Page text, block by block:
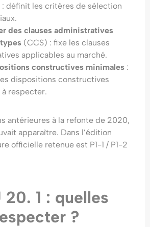
: définit les critères de sélection
des clauses administratives
(CCS) : fixe les clauses
applicables au marché.
constructives minimales :
dispositions constructives
à respecter.
antérieures à la refonte de 2020,
apparaître. Dans l’édition
officielle retenue est P1-1 / P1-2
20. 1 : quelles
?